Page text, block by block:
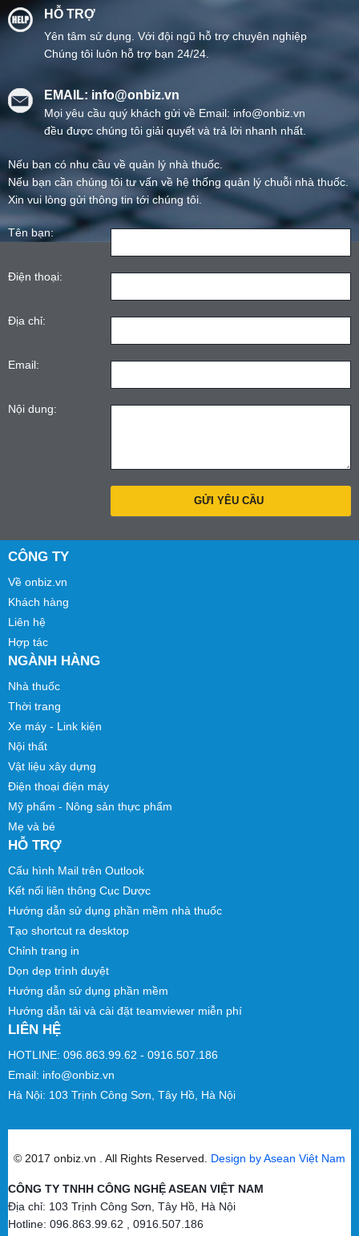
HỖ TRỢ
Yên tâm sử dụng. Với đội ngũ hỗ trợ chuyên nghiệp
Chúng tôi luôn hỗ trợ bạn 24/24.
EMAIL: info@onbiz.vn
Mọi yêu cầu quý khách gửi về Email: info@onbiz.vn
đều được chúng tôi giải quyết và trả lời nhanh nhất.
Nếu bạn có nhu cầu về quản lý nhà thuốc.
Nếu bạn cần chúng tôi tư vấn về hệ thống quản lý chuỗi nhà thuốc.
Xin vui lòng gửi thông tin tới chúng tôi.
Tên bạn:
Điện thoại:
Địa chỉ:
Email:
Nội dung:
CÔNG TY
Về onbiz.vn
Khách hàng
Liên hệ
Hợp tác
NGÀNH HÀNG
Nhà thuốc
Thời trang
Xe máy - Link kiện
Nội thất
Vật liệu xây dựng
Điện thoại điện máy
Mỹ phẩm - Nông sản thực phẩm
Mẹ và bé
HỖ TRỢ
Cấu hình Mail trên Outlook
Kết nối liên thông Cục Dược
Hướng dẫn sử dụng phần mềm nhà thuốc
Tạo shortcut ra desktop
Chỉnh trang in
Dọn dẹp trình duyệt
Hướng dẫn sử dụng phần mềm
Hướng dẫn tải và cài đặt teamviewer miễn phí
LIÊN HỆ
HOTLINE: 096.863.99.62 - 0916.507.186
Email: info@onbiz.vn
Hà Nội: 103 Trịnh Công Sơn, Tây Hồ, Hà Nội
© 2017 onbiz.vn . All Rights Reserved. Design by Asean Việt Nam
CÔNG TY TNHH CÔNG NGHỆ ASEAN VIỆT NAM
Địa chỉ: 103 Trịnh Công Sơn, Tây Hồ, Hà Nội
Hotline: 096.863.99.62 , 0916.507.186